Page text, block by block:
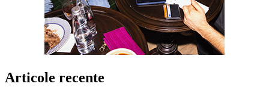
Articole recente